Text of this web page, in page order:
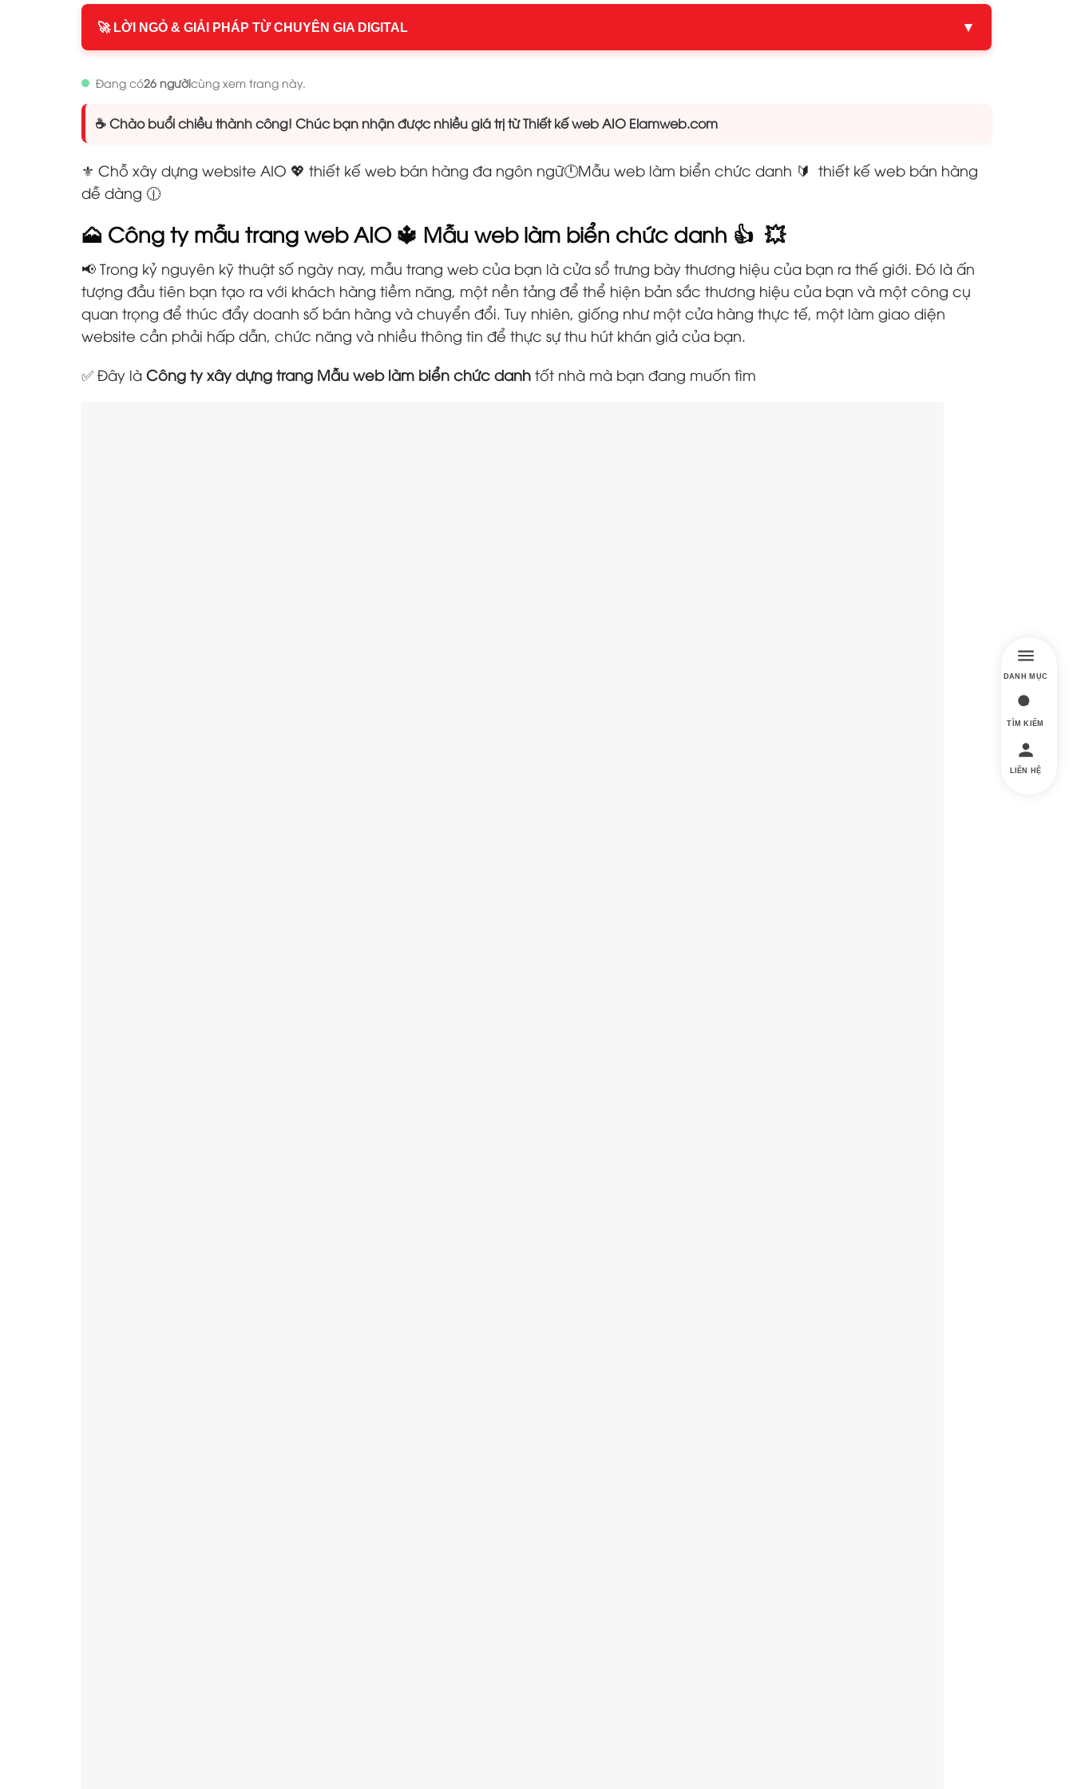
🚀 LỜI NGỎ & GIẢI PHÁP TỪ CHUYÊN GIA DIGITAL ▼
Đang có26 ngườicùng xem trang này.
☕ Chào buổi chiều thành công! Chúc bạn nhận được nhiều giá trị từ Thiết kế web AIO Elamweb.com
⚜️ Chỗ xây dựng website AIO 💖 thiết kế web bán hàng đa ngôn ngữ🕛Mẫu web làm biển chức danh 🔰 thiết kế web bán hàng
dễ dàng 🕧
🗻 Công ty mẫu trang web AIO 🔱 Mẫu web làm biển chức danh 👍 💥
📢 Trong kỷ nguyên kỹ thuật số ngày nay, mẫu trang web của bạn là cửa sổ trưng bày thương hiệu của bạn ra thế giới. Đó là ấn
tượng đầu tiên bạn tạo ra với khách hàng tiềm năng, một nền tảng để thể hiện bản sắc thương hiệu của bạn và một công cụ
quan trọng để thúc đẩy doanh số bán hàng và chuyển đổi. Tuy nhiên, giống như một cửa hàng thực tế, một làm giao diện
website cần phải hấp dẫn, chức năng và nhiều thông tin để thực sự thu hút khán giả của bạn.
✅ Đây là Công ty xây dựng trang Mẫu web làm biển chức danh tốt nhà mà bạn đang muốn tìm
DANH MỤC
TÌM KIẾM
LIÊN HỆ